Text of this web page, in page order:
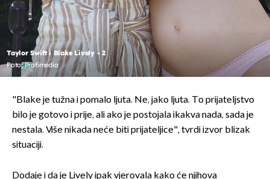
Taylor Swift i Blake Lively - 2
Foto: Profimedia
"Blake je tužna i pomalo ljuta. Ne, jako ljuta. To prijateljstvo
bilo je gotovo i prije, ali ako je postojala ikakva nada, sada je
nestala. Više nikada neće biti prijateljice", tvrdi izvor blizak
situaciji.
Dodaje i da je Lively ipak vjerovala kako će njihova